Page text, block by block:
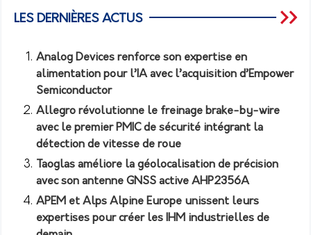
LES DERNIÈRES ACTUS
Analog Devices renforce son expertise en
alimentation pour l’IA avec l’acquisition d’Empower
Semiconductor
Allegro révolutionne le freinage brake-by-wire
avec le premier PMIC de sécurité intégrant la
détection de vitesse de roue
Taoglas améliore la géolocalisation de précision
avec son antenne GNSS active AHP2356A
APEM et Alps Alpine Europe unissent leurs
expertises pour créer les IHM industrielles de